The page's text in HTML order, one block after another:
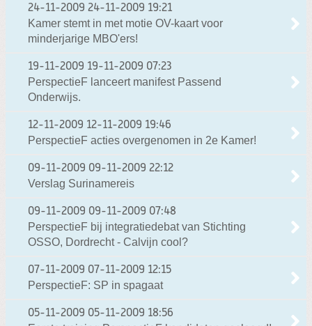
24-11-2009 24-11-2009 19:21
Kamer stemt in met motie OV-kaart voor
minderjarige MBO'ers!
19-11-2009 19-11-2009 07:23
PerspectieF lanceert manifest Passend
Onderwijs.
12-11-2009 12-11-2009 19:46
PerspectieF acties overgenomen in 2e Kamer!
09-11-2009 09-11-2009 22:12
Verslag Surinamereis
09-11-2009 09-11-2009 07:48
PerspectieF bij integratiedebat van Stichting
OSSO, Dordrecht - Calvijn cool?
07-11-2009 07-11-2009 12:15
PerspectieF: SP in spagaat
05-11-2009 05-11-2009 18:56